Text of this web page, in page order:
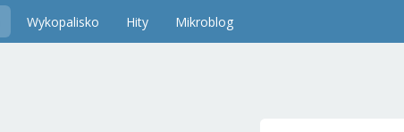
Wykopalisko Hity Mikroblog